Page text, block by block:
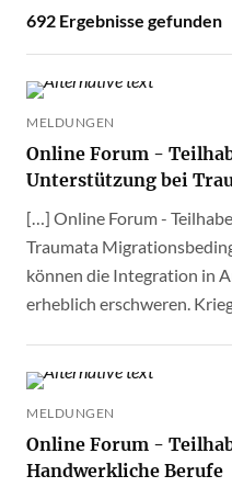
692 Ergebnisse gefunden
MELDUNGEN
Online Forum -
Unterstützung bei
[…] Online Forum -
Traumata
können die Integration in
erheblich erschweren.
MELDUNGEN
Online Forum -
Handwerkliche Berufe